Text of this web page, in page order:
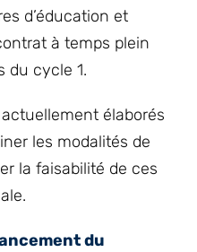
d’éducation et
à temps plein
du cycle 1.
élaborés
les modalités de
la faisabilité de ces
du